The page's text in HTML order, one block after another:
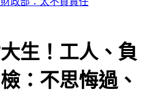
生！工人、負
：不思悔過、